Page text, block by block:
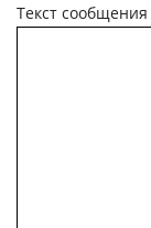
Текст сообщения